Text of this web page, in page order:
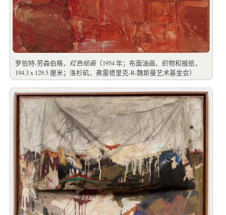
罗伯特-劳森伯格， 红色绘画（1954 年；布面油画、织物和报纸，
194.3 x 129.5 厘米；洛杉矶，弗雷德里克-R-魏斯曼艺术基金会）